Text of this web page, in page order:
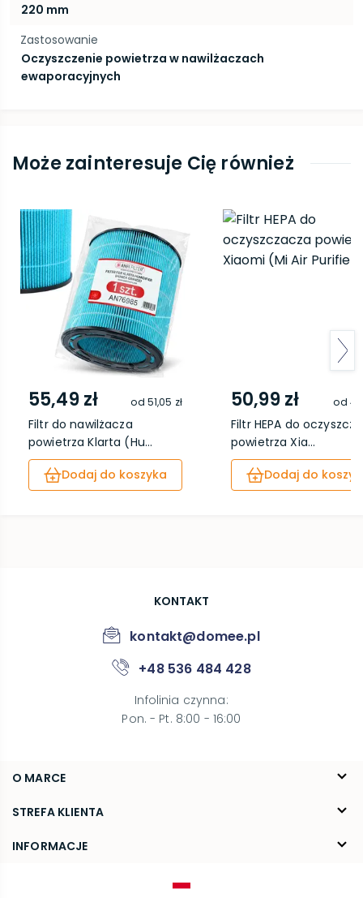
220 mm
Zastosowanie
Oczyszczenie powietrza w nawilżaczach
ewaporacyjnych
Może zainteresuje Cię również
55,49 zł od 51,05 zł
Filtr do nawilżacza
powietrza Klarta (Hu...
Dodaj do koszyka
50,99 zł od
Filtr HEPA do
powietrza Xia...
Dodaj do
O MARCE
O nas
Blog
STREFA KLIENTA
FAQ
INFORMACJE
KONTAKT
kontakt@domee.pl
+48 536 484 428
Infolinia czynna:
Pon. - Pt. 8:00 - 16:00